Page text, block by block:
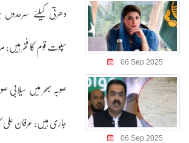
06 Sep 2025
دھرتی کیلئے
سپوت قوم کا فخر ہیں:
06 Sep 2025
صوبہ بھر میں سیلابی
جاری ہیں: عرفان علی